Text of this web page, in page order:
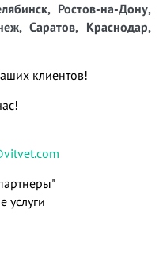
Ростов-на-Дону,
Саратов, Краснодар,
клиентов!
услуги